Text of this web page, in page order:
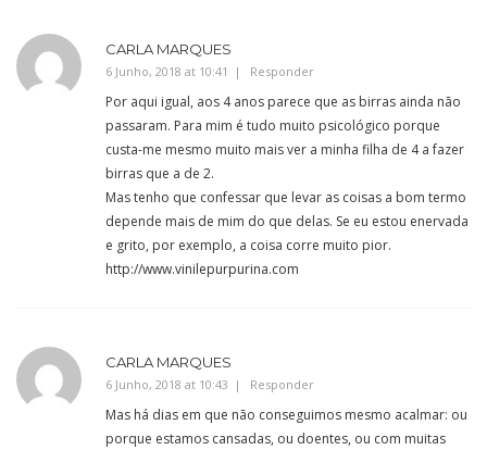
CARLA MARQUES
6 Junho, 2018 at 10:41 Responder
Por aqui igual, aos 4 anos parece que as birras ainda não
passaram. Para mim é tudo muito psicológico porque
custa-me mesmo muito mais ver a minha filha de 4 a fazer
birras que a de 2.
Mas tenho que confessar que levar as coisas a bom termo
depende mais de mim do que delas. Se eu estou enervada
e grito, por exemplo, a coisa corre muito pior.
http://www.vinilepurpurina.com
CARLA MARQUES
6 Junho, 2018 at 10:43 Responder
Mas há dias em que não conseguimos mesmo acalmar: ou
porque estamos cansadas, ou doentes, ou com muitas